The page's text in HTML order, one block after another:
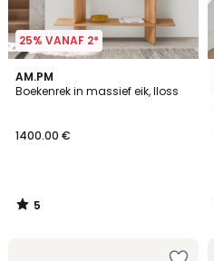
25% VANAF 2*
AM.PM
Boekenrek in massief eik, Iloss
1400.00 €
5
/
5
/